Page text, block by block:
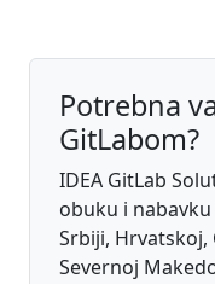
Potrebna
GitLabom?
IDEA GitLab
obuku i
Srbiji, Hrvatskoj,
Severnoj